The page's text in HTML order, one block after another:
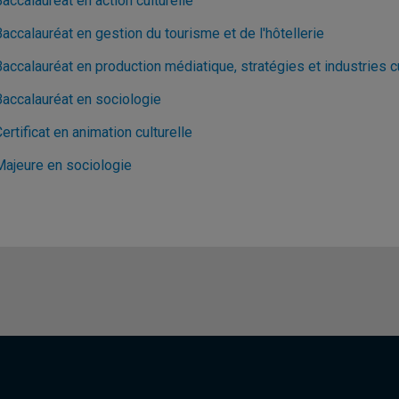
en gestion du tourisme et de l'hôtellerie
en production médiatique, stratégies et industries
en sociologie
en animation culturelle
en sociologie